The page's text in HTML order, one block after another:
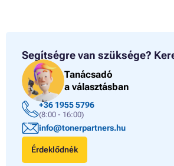
Segítségre van szüksége?
Tanácsadó
a választásban
+36 1955 5796
(8:00 - 16:00)
info@tonerpartners.hu
Érdeklődnék